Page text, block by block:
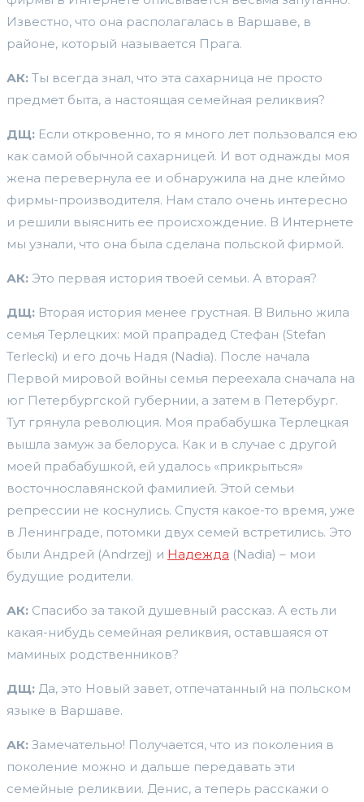
Известно, что она располагалась в Варшаве, в
районе, который называется Прага.
АК: Ты всегда знал, что эта сахарница не просто
предмет быта, а настоящая семейная реликвия?
ДЩ: Если откровенно, то я много лет пользовался ею
как самой обычной сахарницей. И вот однажды моя
жена перевернула ее и обнаружила на дне клеймо
фирмы-производителя. Нам стало очень интересно
и решили выяснить ее происхождение. В Интернете
мы узнали, что она была сделана польской фирмой.
АК: Это первая история твоей семьи. А вторая?
ДЩ: Вторая история менее грустная. В Вильно жила
семья Терлецких: мой прапрадед Стефан (Stefan
Terlecki) и его дочь Надя (Nadia). После начала
Первой мировой войны семья переехала сначала на
юг Петербургской губернии, а затем в Петербург.
Тут грянула революция. Моя прабабушка Терлецкая
вышла замуж за белоруса. Как и в случае с другой
моей прабабушкой, ей удалось «прикрыться»
восточнославянской фамилией. Этой семьи
репрессии не коснулись. Спустя какое-то время, уже
в Ленинграде, потомки двух семей встретились. Это
были Андрей (Andrzej) и Надежда (Nadia) – мои
будущие родители.
АК: Спасибо за такой душевный рассказ. А есть ли
какая-нибудь семейная реликвия, оставшаяся от
маминых родственников?
ДЩ: Да, это Новый завет, отпечатанный на польском
языке в Варшаве.
АК: Замечательно! Получается, что из поколения в
поколение можно и дальше передавать эти
семейные реликвии. Денис, а теперь расскажи о